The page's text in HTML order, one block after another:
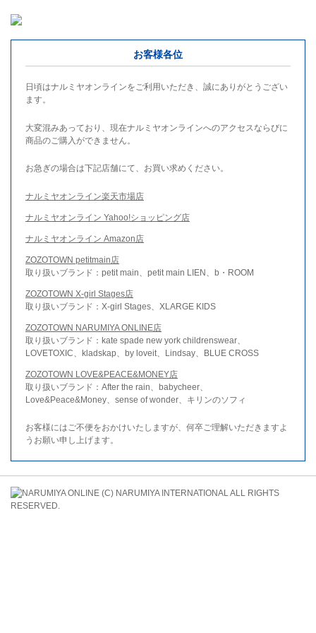
お客様各位
日頃はナルミヤオンラインをご利用いただき、誠にありがとうござい
ます。
大変混みあっており、現在ナルミヤオンラインへのアクセスならびに
商品のご購入ができません。
お急ぎの場合は下記店舗にて、お買い求めください。
ナルミヤオンライン楽天市場店
ナルミヤオンライン Yahoo!ショッピング店
ナルミヤオンライン Amazon店
ZOZOTOWN petitmain店
取り扱いブランド：petit main、petit main LIEN、b・ROOM
ZOZOTOWN X-girl Stages店
取り扱いブランド：X-girl Stages、XLARGE KIDS
ZOZOTOWN NARUMIYA ONLINE店
取り扱いブランド：kate spade new york childrenswear、
LOVETOXIC、kladskap、by loveit、Lindsay、BLUE CROSS
ZOZOTOWN LOVE&PEACE&MONEY店
取り扱いブランド：After the rain、babycheer、
Love&Peace&Money、sense of wonder、キリンのソフィ
お客様にはご不便をおかけいたしますが、何卒ご理解いただきますよ
うお願い申し上げます。